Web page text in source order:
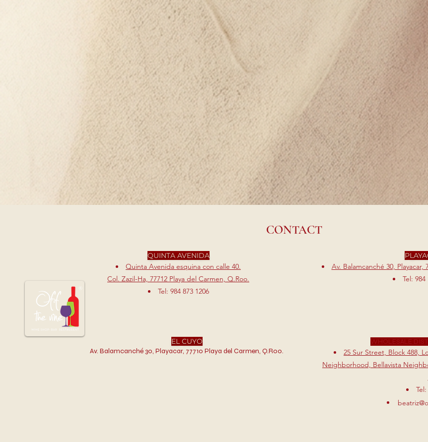
CONTACT
QUINTA AVENIDA
Quinta Avenida esquina con calle 40.
Col. Zazil-Ha, 77712 Playa del Carmen, Q.Roo.
Tel: 984 873 1206
Av. Balamcanché 30, Playacar,
Tel: 984
EL CUYO
Av. Balamcanché 30, Playacar, 77710 Playa del Carmen, Q.Roo.
WHOLESALE
25 Sur Street, Block 488,
Neighborhood, Bellavista